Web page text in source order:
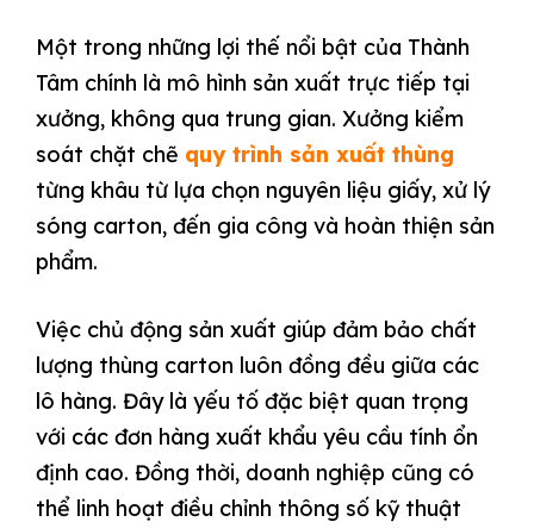
Một trong những lợi thế nổi bật của Thành
Tâm chính là mô hình sản xuất trực tiếp tại
xưởng, không qua trung gian. Xưởng kiểm
soát chặt chẽ quy trình sản xuất thùng
từng khâu từ lựa chọn nguyên liệu giấy, xử lý
sóng carton, đến gia công và hoàn thiện sản
phẩm.
Việc chủ động sản xuất giúp đảm bảo chất
lượng thùng carton luôn đồng đều giữa các
lô hàng. Đây là yếu tố đặc biệt quan trọng
với các đơn hàng xuất khẩu yêu cầu tính ổn
định cao. Đồng thời, doanh nghiệp cũng có
thể linh hoạt điều chỉnh thông số kỹ thuật